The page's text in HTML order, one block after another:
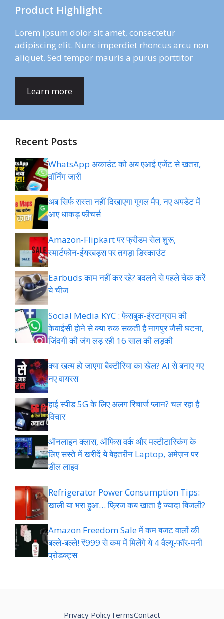
Product Highlight
Lorem ipsum dolor sit amet, consectetur
adipiscing elit. Nunc imperdiet rhoncus arcu non
aliquet. Sed tempor mauris a purus porttitor
Learn more
Recent Posts
WhatsApp अकाउंट को अब एआई एजेंट से खतरा,
वॉर्निंग जारी
अब सिर्फ रास्ता नहीं दिखाएगा गूगल मैप, नए अपडेट में
आए धाकड़ फीचर्स
Amazon-Flipkart पर फ्रीडम सेल शुरू,
स्मार्टफोन-ईयरबड्स पर तगड़ा डिस्काउंट
Earbuds काम नहीं कर रहे? बदलने से पहले चेक करें
ये चीज
Social Media KYC : फेसबुक-इंस्टाग्राम की
केवाईसी होने से क्या रुक सकती है नागपुर जैसी घटना,
जिंदगी की जंग लड़ रही 16 साल की लड़की
क्या खत्म हो जाएगा बैक्टीरिया का खेल? AI से बनाए गए
नए वायरस
हाई स्पीड 5G के लिए अलग रिचार्ज प्लान? चल रहा है
विचार
ऑनलाइन क्लास, ऑफिस वर्क और मल्टीटास्किंग के
लिए सस्ते में खरीदें ये बेहतरीन Laptop, अमेज़न पर
डील लाइव
Refrigerator Power Consumption Tips:
खाली या भरा हुआ… फ्रिज कब खाता है ज्यादा बिजली?
Amazon Freedom Sale में कम बजट वालों की
बल्ले-बल्ले! ₹999 से कम में मिलेंगे ये 4 वैल्यू-फॉर-मनी
प्रोडक्ट्स
Privacy PolicyTermsContact